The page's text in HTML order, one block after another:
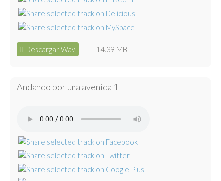
Descargar Wav 14.39 MB
Andando por una avenida 1